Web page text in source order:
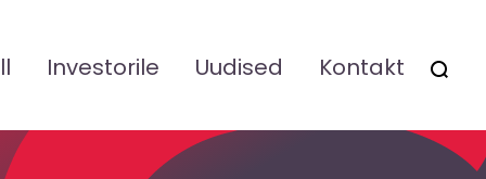
Investorile Uudised Kontakt OTSI